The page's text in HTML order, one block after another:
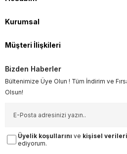
Kurumsal
Müşteri İlişkileri
Bizden Haberler
Bültenimize Üye Olun ! Tüm İndirim ve
Olsun!
Üyelik koşullarını ve kişisel
ediyorum.